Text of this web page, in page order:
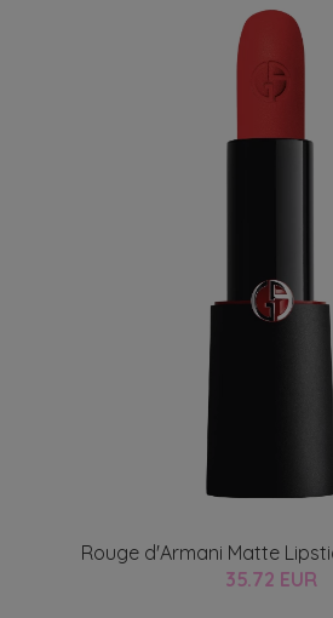
Rouge d'Armani Matte
35.72 EUR